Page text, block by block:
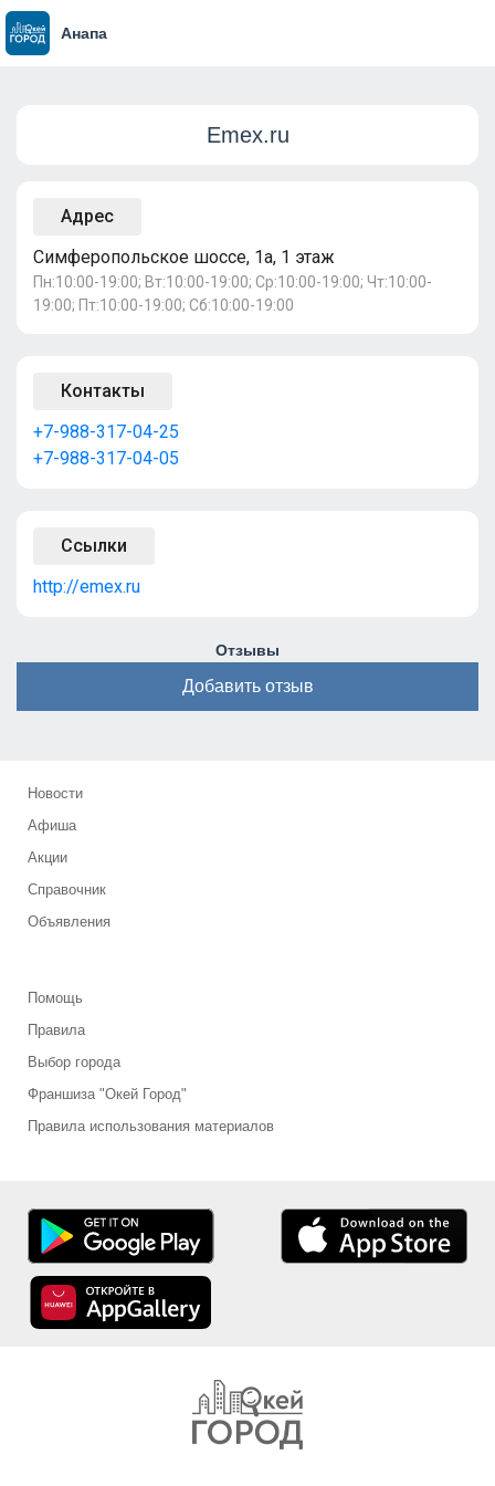
Анапа
Emex.ru
Адрес
Симферопольское шоссе, 1а, 1 этаж
Пн:10:00-19:00; Вт:10:00-19:00; Ср:10:00-19:00; Чт:10:00-
19:00; Пт:10:00-19:00; Сб:10:00-19:00
Контакты
+7-988-317-04-25
+7-988-317-04-05
Ссылки
http://emex.ru
Отзывы
Добавить отзыв
Новости
Афиша
Акции
Справочник
Объявления
Помощь
Правила
Выбор города
Франшиза "Окей Город"
Правила использования материалов